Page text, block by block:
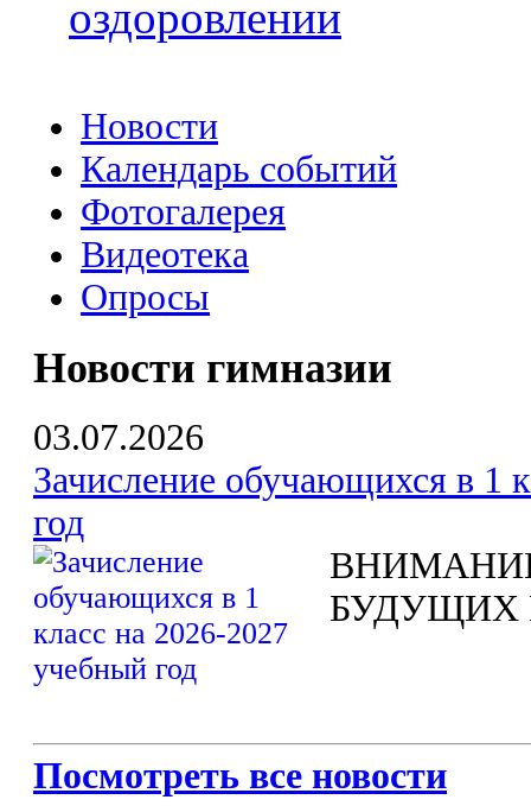
оздоровлении
Новости
Календарь событий
Фотогалерея
Видеотека
Опросы
Новости гимназии
03.07.2026
Зачисление обучающихся в 1
год
БУДУЩИХ
Посмотреть все новости